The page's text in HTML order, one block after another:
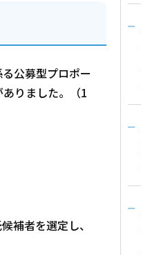
公募型プロポー
りました。（1
補者を選定し、